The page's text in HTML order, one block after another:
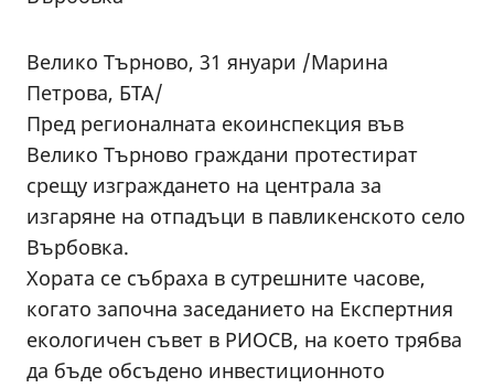
Велико Търново, 31 януари /Марина
Петрова, БТА/
Пред регионалната екоинспекция във
Велико Търново граждани протестират
срещу изграждането на централа за
изгаряне на отпадъци в павликенското село
Върбовка.
Хората се събраха в сутрешните часове,
когато започна заседанието на Експертния
екологичен съвет в РИОСВ, на което трябва
да бъде обсъдено инвестиционното